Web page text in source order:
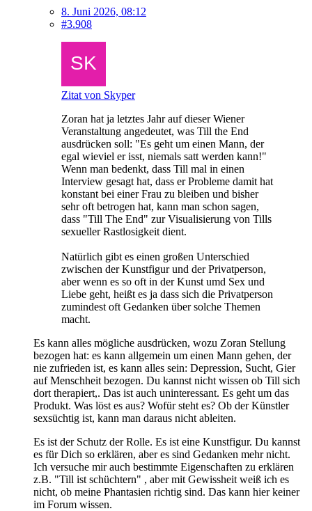
8. Juni 2026, 08:12
#3.908
Zitat von Skyper
Zoran hat ja letztes Jahr auf dieser Wiener
Veranstaltung angedeutet, was Till the End
ausdrücken soll: "Es geht um einen Mann, der
egal wieviel er isst, niemals satt werden kann!"
Wenn man bedenkt, dass Till mal in einen
Interview gesagt hat, dass er Probleme damit hat
konstant bei einer Frau zu bleiben und bisher
sehr oft betrogen hat, kann man schon sagen,
dass "Till The End" zur Visualisierung von Tills
sexueller Rastlosigkeit dient.
Natürlich gibt es einen großen Unterschied
zwischen der Kunstfigur und der Privatperson,
aber wenn es so oft in der Kunst umd Sex und
Liebe geht, heißt es ja dass sich die Privatperson
zumindest oft Gedanken über solche Themen
macht.
Es kann alles mögliche ausdrücken, wozu Zoran Stellung
bezogen hat: es kann allgemein um einen Mann gehen, der
nie zufrieden ist, es kann alles sein: Depression, Sucht, Gier
auf Menschheit bezogen. Du kannst nicht wissen ob Till sich
dort therapiert,. Das ist auch uninteressant. Es geht um das
Produkt. Was löst es aus? Wofür steht es? Ob der Künstler
sexsüchtig ist, kann man daraus nicht ableiten.
Es ist der Schutz der Rolle. Es ist eine Kunstfigur. Du kannst
es für Dich so erklären, aber es sind Gedanken mehr nicht.
Ich versuche mir auch bestimmte Eigenschaften zu erklären
z.B. "Till ist schüchtern" , aber mit Gewissheit weiß ich es
nicht, ob meine Phantasien richtig sind. Das kann hier keiner
im Forum wissen.